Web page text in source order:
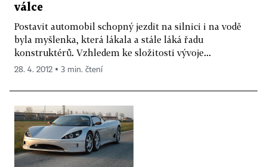
válce
Postavit automobil schopný jezdit na silnici i na vodě
byla myšlenka, která lákala a stále láká řadu
konstruktérů. Vzhledem ke složitosti vývoje...
28. 4. 2012 ▪ 3 min. čtení